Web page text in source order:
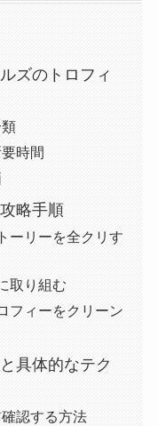
ズのトロフィ
時間
略手順
ーリーを全クリす
取り組む
フィーをクリーン
具体的なテク
認する方法